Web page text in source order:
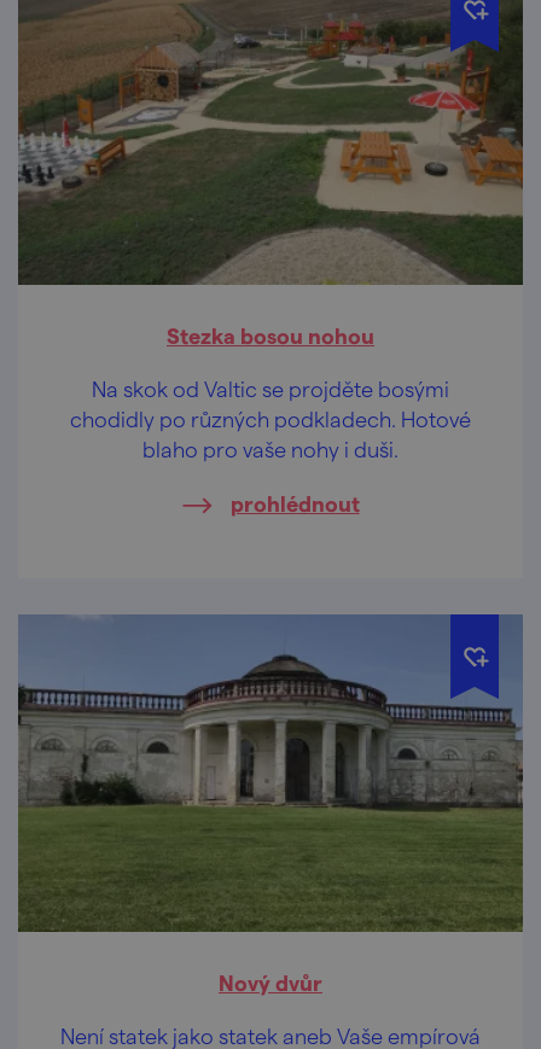
Stezka bosou nohou
Na skok od Valtic se projděte bosými
chodidly po různých podkladech. Hotové
blaho pro vaše nohy i duši.
prohlédnout
Nový dvůr
Není statek jako statek aneb Vaše empírová